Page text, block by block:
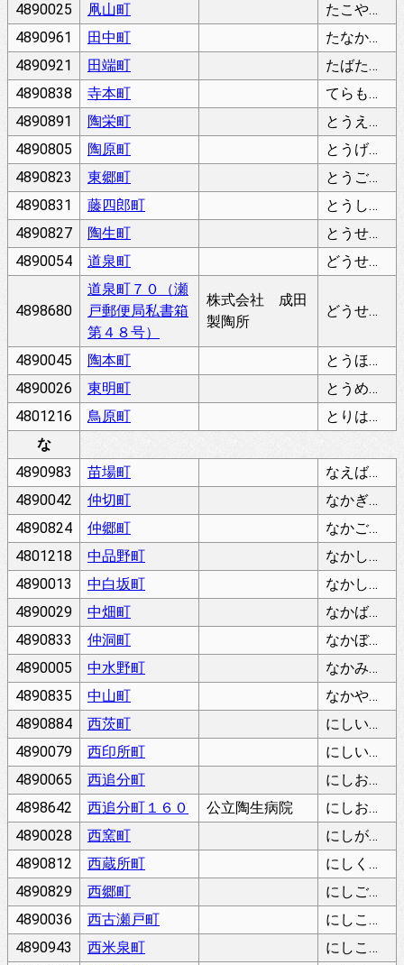
4890025
凧山町
たこやまちょう
4890961
田中町
たなかちょう
4890921
田端町
たばたちょう
4890838
寺本町
てらもとちょう
4890891
陶栄町
とうえいちょう
4890805
陶原町
とうげんちょう
4890823
東郷町
とうごうちょう
4890831
藤四郎町
とうしろうちょう
4890827
陶生町
とうせいちょう
4890054
道泉町 どうせんちょう
4898680
道泉町７０（瀬
戸郵便局私書箱
第４８号）
株式会社 成田
製陶所
どうせんちょう
4890045 陶本町
とうほんちょう
4890026
東明町
とうめいちょう
4801216
鳥原町
とりはらちょう
な
4890983
苗場町
なえばちょう
4890042
仲切町
なかぎりちょう
4890824
仲郷町
なかごうちょう
4801218
中品野町
なかしなのちょう
4890013
中白坂町
なかしらさかちょう
4890029
中畑町
なかばたちょう
4890833
仲洞町
なかぼらちょう
4890005
中水野町
なかみずのちょう
4890835
中山町
なかやまちょう
4890884
西茨町
にしいばらちょう
4890079
西印所町
にしいんぞちょう
4890065
西追分町
にしおいわけちょう
4898642
西追分町１６０ 公立陶生病院
にしおいわけちょう
4890028
西窯町
にしがまちょう
4890812
西蔵所町
にしくらしょちょう
4890829
西郷町
にしごうちょう
4890036
西古瀬戸町
にしこせとちょう
4890943
西米泉町
にしこめいずみちょう